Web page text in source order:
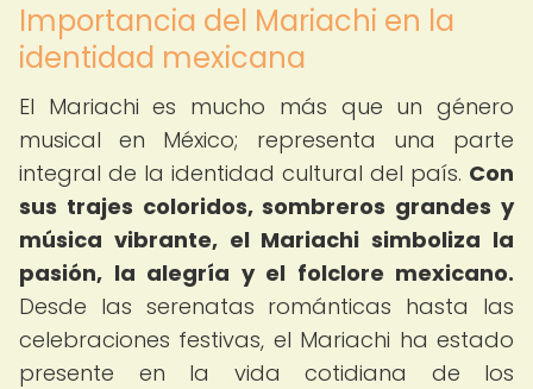
Importancia del Mariachi en la
identidad mexicana
El Mariachi es mucho más que un género
musical en México; representa una parte
integral de la identidad cultural del país. Con
sus trajes coloridos, sombreros grandes y
música vibrante, el Mariachi simboliza la
pasión, la alegría y el folclore mexicano.
Desde las serenatas románticas hasta las
celebraciones festivas, el Mariachi ha estado
presente en la vida cotidiana de los